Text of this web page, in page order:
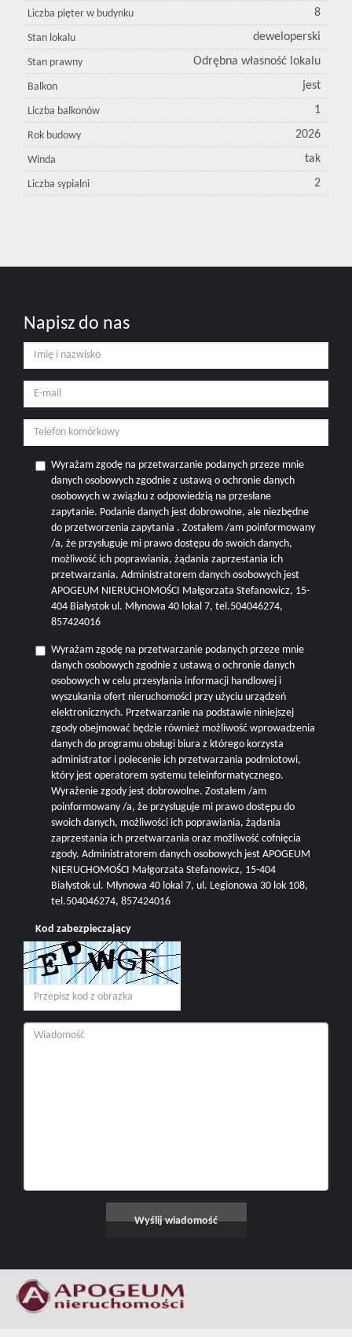
Liczba pięter w budynku 8
Stan lokalu deweloperski
Stan prawny Odrębna własność lokalu
Balkon jest
Liczba balkonów 1
Rok budowy 2026
Winda tak
Liczba sypialni 2
Napisz do nas
Wyrażam zgodę na przetwarzanie podanych przeze mnie
danych osobowych zgodnie z ustawą o ochronie danych
osobowych w związku z odpowiedzią na przesłane
zapytanie. Podanie danych jest dobrowolne, ale niezbędne
do przetworzenia zapytania . Zostałem /am poinformowany
/a, że przysługuje mi prawo dostępu do swoich danych,
możliwość ich poprawiania, żądania zaprzestania ich
przetwarzania. Administratorem danych osobowych jest
APOGEUM NIERUCHOMOŚCI Małgorzata Stefanowicz, 15-
404 Białystok ul. Młynowa 40 lokal 7, tel.504046274,
857424016
Wyrażam zgodę na przetwarzanie podanych przeze mnie
danych osobowych zgodnie z ustawą o ochronie danych
osobowych w celu przesyłania informacji handlowej i
wyszukania ofert nieruchomości przy użyciu urządzeń
elektronicznych. Przetwarzanie na podstawie niniejszej
zgody obejmować będzie również możliwość wprowadzenia
danych do programu obsługi biura z którego korzysta
administrator i polecenie ich przetwarzania podmiotowi,
który jest operatorem systemu teleinformatycznego.
Wyrażenie zgody jest dobrowolne. Zostałem /am
poinformowany /a, że przysługuje mi prawo dostępu do
swoich danych, możliwości ich poprawiania, żądania
zaprzestania ich przetwarzania oraz możliwość cofnięcia
zgody. Administratorem danych osobowych jest APOGEUM
NIERUCHOMOŚCI Małgorzata Stefanowicz, 15-404
Białystok ul. Młynowa 40 lokal 7, ul. Legionowa 30 lok 108,
tel.504046274, 857424016
Kod zabezpieczający